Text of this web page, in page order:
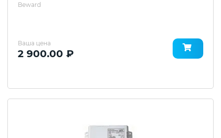
Beward
Ваша цена
2 900.00 ₽